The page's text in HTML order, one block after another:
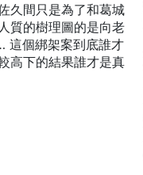
久間只是為了和葛城
質的樹理圖的是向老
這個綁架案到底誰才
高下的結果誰才是真